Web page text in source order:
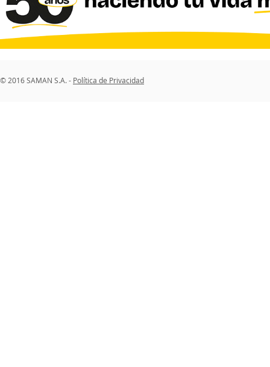
© 2016 SAMAN S.A. - Política de Privacidad